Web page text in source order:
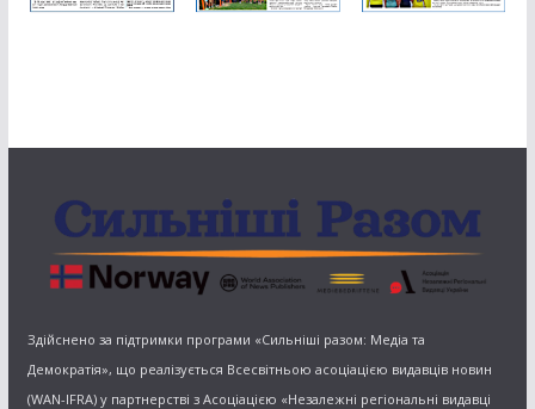
Здійснено за підтримки програми «Сильніші разом: Медіа та
Демократія», що реалізується Всесвітньою асоціацією видавців новин
(WAN-IFRA) у партнерстві з Асоціацією «Незалежні регіональні видавці